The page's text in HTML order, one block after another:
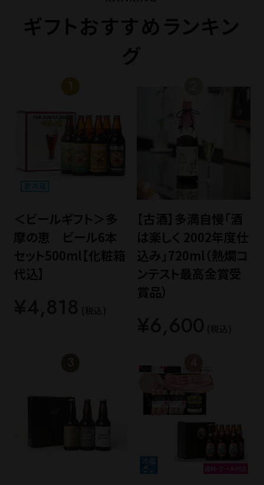
ギフトおすすめランキン
グ
＜ビールギフト＞多
摩の恵 ビール6本
セット500ml【化粧箱
代込】
【古酒】多満自慢「酒
は楽しく 2002年度仕
込み」720ml（熱燗コ
ンテスト最高金賞受
賞品）